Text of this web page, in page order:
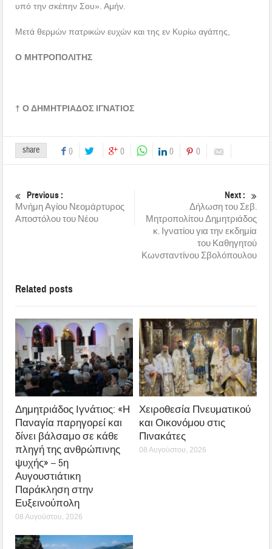
υπό την σκέπην Σου». Αμήν.
Μετά θερμών πατρικών ευχών και της εν Κυρίω αγάπης,
Ο ΜΗΤΡΟΠΟΛΙΤΗΣ
† Ο ΔΗΜΗΤΡΙΑΔΟΣ ΙΓΝΑΤΙΟΣ
share 0 0 0 0
Previous :
Μνήμη Αγίου Νεομάρτυρος
Αποστόλου του Νέου
Next :
Δήλωση του Σεβ.
Μητροπολίτου Δημητριάδος
κ. Ιγνατίου για την εκδημία
του Καθηγητού
Κωνσταντίνου Σβολόπουλου
Related posts
Δημητριάδος Ιγνάτιος: «Η
Παναγία παρηγορεί και
δίνει βάλσαμο σε κάθε
πληγή της ανθρώπινης
ψυχής» – 5η
Αυγουστιάτικη
Παράκληση στην
Ευξεινούπολη
08 Αυγούστου, 2026
Χειροθεσία Πνευματικού
και Οικονόμου στις
Πινακάτες
08 Αυγούστου, 2026